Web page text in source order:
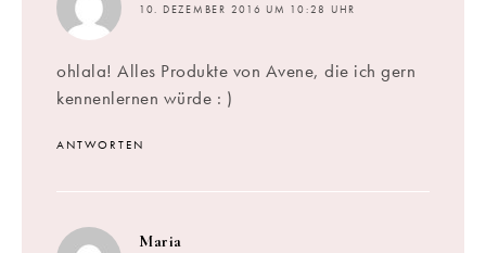
10. DEZEMBER 2016 UM 10:28 UHR
ohlala! Alles Produkte von Avene, die ich gern
kennenlernen würde : )
ANTWORTEN
Maria